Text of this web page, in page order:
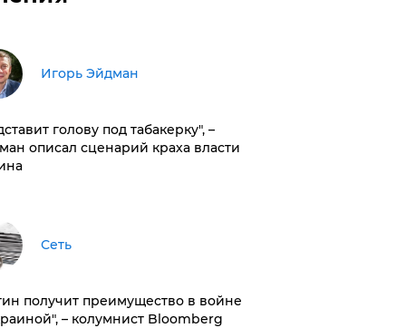
Игорь Эйдман
голову под табакерку", –
описал сценарий краха власти
Сеть
получит преимущество в войне
– колумнист Bloomberg